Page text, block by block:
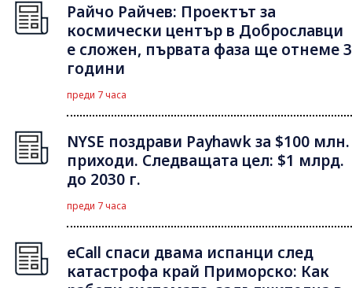
Райчо Райчев: Проектът за
космически център в Доброславци
е сложен, първата фаза ще отнеме 3
години
преди 7 часа
NYSE поздрави Payhawk за $100 млн.
приходи. Следващата цел: $1 млрд.
до 2030 г.
преди 7 часа
eCall спаси двама испанци след
катастрофа край Приморско: Как